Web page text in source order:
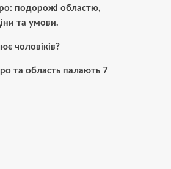
подорожі областю,
та умови.
чоловіків?
та область палають 7